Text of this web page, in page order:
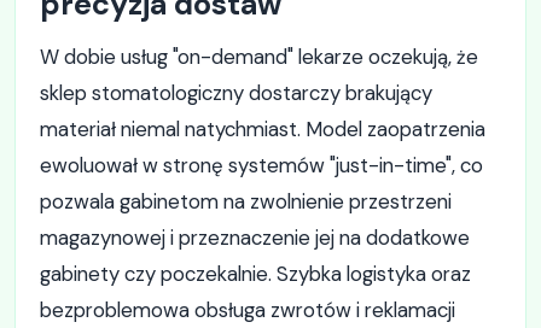
W dobie usług "on-demand" lekarze oczekują, że
sklep stomatologiczny dostarczy brakujący
materiał niemal natychmiast. Model zaopatrzenia
ewoluował w stronę systemów "just-in-time", co
pozwala gabinetom na zwolnienie przestrzeni
magazynowej i przeznaczenie jej na dodatkowe
gabinety czy poczekalnie. Szybka logistyka oraz
bezproblemowa obsługa zwrotów i reklamacji